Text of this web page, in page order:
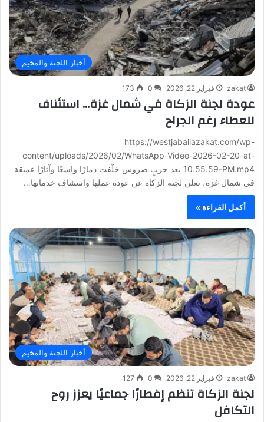
أخبار اللجنة والمخيم
zakat فبراير 22, 2026 0
173
عودة لجنة الزكاة في شمال غزة… استئناف
للعطاء رغم الجراح
https://westjabaliazakat.com/wp-
content/uploads/2026/02/WhatsApp-Video-2026-02-20-at-
10.55.59-PM.mp4 بعد حربٍ ضروس خلّفت دمارًا واسعًا وآثارًا عميقة
في شمال غزة، تعلن لجنة الزكاة عن عودة عملها واستئناف خدماتها…
أكمل القراءة »
أخبار اللجنة والمخيم
zakat فبراير 22, 2026 0
127
لجنة الزكاة تنظم إفطارًا جماعيًا يعزز روح
التكافل